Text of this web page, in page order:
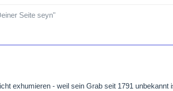
Seite seyn"
exhumieren - weil sein Grab seit 1791 unbekannt